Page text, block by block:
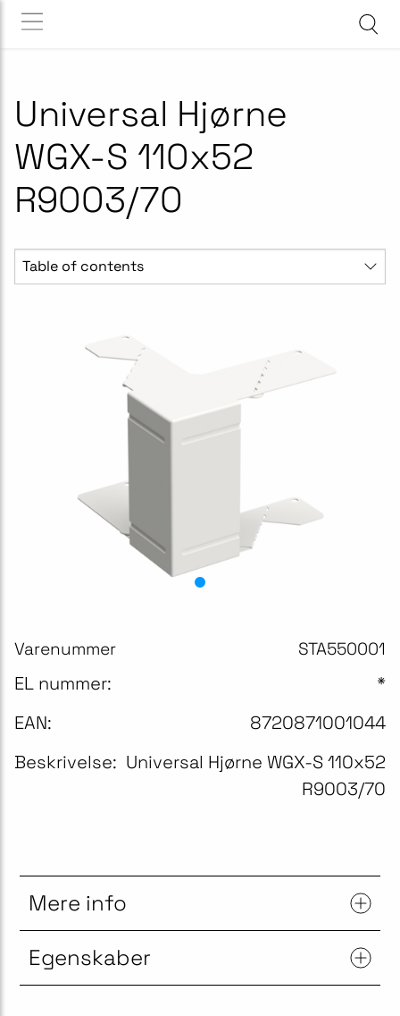
Universal Hjørne
WGX-S 110x52
R9003/70
Table of contents
Varenummer STA550001
EL nummer:
*
EAN:
8720871001044
Beskrivelse: Universal Hjørne WGX-S 110x52
R9003/70
Mere info
Egenskaber